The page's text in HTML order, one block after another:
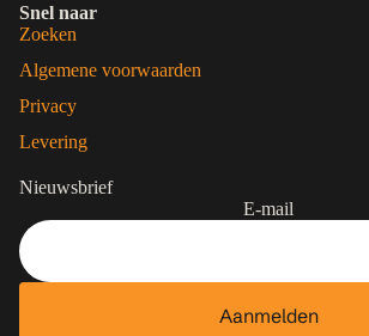
Snel naar
Zoeken
Algemene voorwaarden
Privacy
Levering
Nieuwsbrief
E-mail
Aanmelden